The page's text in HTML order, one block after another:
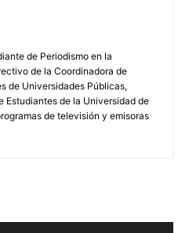
de Periodismo en la
de la Coordinadora de
de Universidades Públicas,
Estudiantes de la Universidad de
de televisión y emisoras